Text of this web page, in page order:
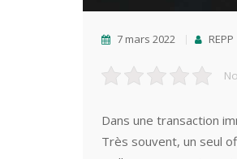
7 mars 2022 REPP
Dans une transaction
Très souvent, un seul